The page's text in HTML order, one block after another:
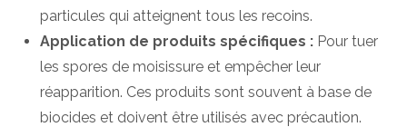
particules qui atteignent tous les recoins.
Application de produits spécifiques : Pour tuer
les spores de moisissure et empêcher leur
réapparition. Ces produits sont souvent à base de
biocides et doivent être utilisés avec précaution.